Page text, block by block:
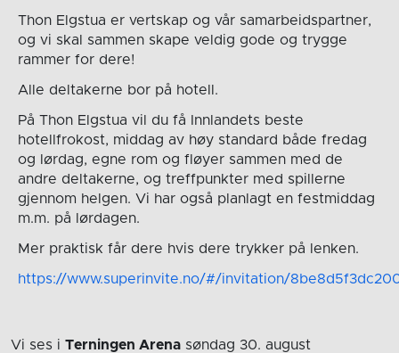
Thon Elgstua er vertskap og vår samarbeidspartner,
og vi skal sammen skape veldig gode og trygge
rammer for dere!
Alle deltakerne bor på hotell.
På Thon Elgstua vil du få Innlandets beste
hotellfrokost, middag av høy standard både fredag
og lørdag, egne rom og fløyer sammen med de
andre deltakerne, og treffpunkter med spillerne
gjennom helgen. Vi har også planlagt en festmiddag
m.m. på lørdagen.
Mer praktisk får dere hvis dere trykker på lenken.
https://www.superinvite.no/#/invitation/
Vi ses i Terningen Arena søndag 30. august